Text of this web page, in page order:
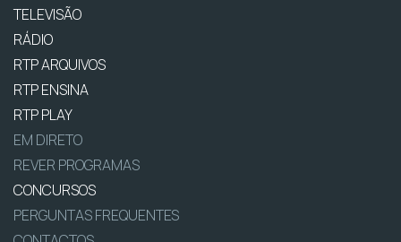
TELEVISÃO
RÁDIO
RTP ARQUIVOS
RTP ENSINA
RTP PLAY
EM DIRETO
REVER PROGRAMAS
CONCURSOS
PERGUNTAS FREQUENTES